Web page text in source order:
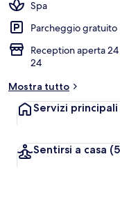
Spa
Parcheggio gratuito
Reception aperta
24
Mostra tutto
Servizi principali
Sentirsi a casa